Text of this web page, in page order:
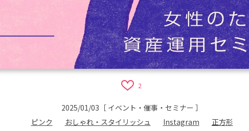
2
2025/01/03 ［ イベント・催事・セミナー ］
ピンク
おしゃれ・スタイリッシュ Instagram 正方形